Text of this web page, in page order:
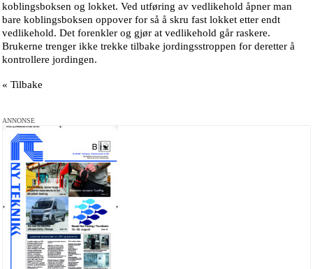
koblingsboksen og lokket. Ved utføring av vedlikehold åpner man
bare koblingsboksen oppover for så å skru fast lokket etter endt
vedlikehold. Det forenkler og gjør at vedlikehold går raskere.
Brukerne trenger ikke trekke tilbake jordingsstroppen for deretter å
kontrollere jordingen.
« Tilbake
ANNONSE